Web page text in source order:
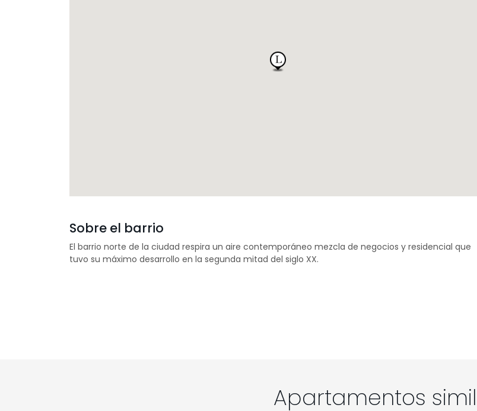
Sobre el barrio
El barrio norte de la ciudad respira un aire contemporáneo mezcla de negocios y residencial que
tuvo su máximo desarrollo en la segunda mitad del siglo XX.
Apartamentos